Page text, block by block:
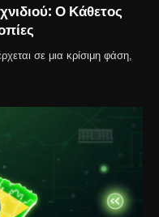
Ο Κάθετος
σε μια κρίσιμη φάση,